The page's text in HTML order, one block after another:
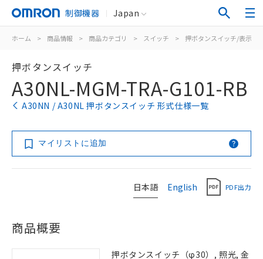
制御機器 Japan
ホーム > 商品情報 > 商品カテゴリ > スイッチ > 押ボタンスイッチ/表示灯
押ボタンスイッチ
A30NL-MGM-TRA-G101-RB
A30NN / A30NL 押ボタンスイッチ 形式仕様一覧
マイリストに追加
日本語 English PDF出力
商品概要
押ボタンスイッチ（φ30）, 照光, 金